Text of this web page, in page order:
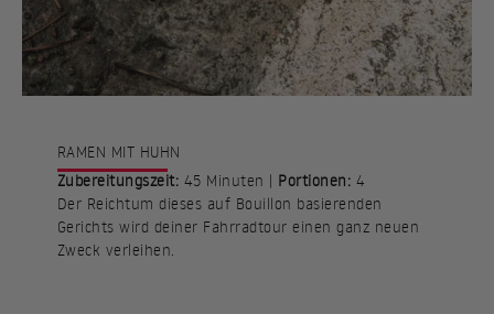
RAMEN MIT HUHN
Zubereitungszeit: 45 Minuten | Portionen: 4
Der Reichtum dieses auf Bouillon basierenden
Gerichts wird deiner Fahrradtour einen ganz neuen
Zweck verleihen.